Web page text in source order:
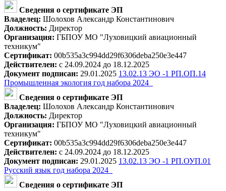
Сведения о сертификате ЭП
Владелец: Шолохов Александр Константинович
Должность: Директор
Организация: ГБПОУ МО "Луховицкий авиационный
техникум"
Сертификат: 00b535a3c994dd29f6306deba250e3e447
Действителен: с 24.09.2024 до 18.12.2025
Документ подписан: 29.01.2025 13.02.13 ЭО -1 РП.ОП.14
Промышленная экология год набора 2024_
Сведения о сертификате ЭП
Владелец: Шолохов Александр Константинович
Должность: Директор
Организация: ГБПОУ МО "Луховицкий авиационный
техникум"
Сертификат: 00b535a3c994dd29f6306deba250e3e447
Действителен: с 24.09.2024 до 18.12.2025
Документ подписан: 29.01.2025 13.02.13 ЭО -1 РП.ОУП.01
Русский язык год набора 2024_
Сведения о сертификате ЭП